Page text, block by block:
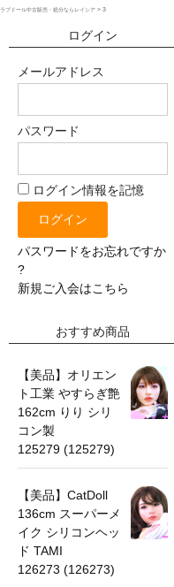
ラブドール中古販売・処分ならレイシア > 3
ログイン
メールアドレス
パスワード
ログイン情報を記憶
パスワードをお忘れですか
?
新規ご入会はこちら
おすすめ商品
【美品】オリエン
ト工業 やすらぎ艶
162cm りり シリ
コン製
125279 (125279)
【美品】CatDoll
136cm スーパーメ
イク シリコンヘッ
ド TAMI
126273 (126273)